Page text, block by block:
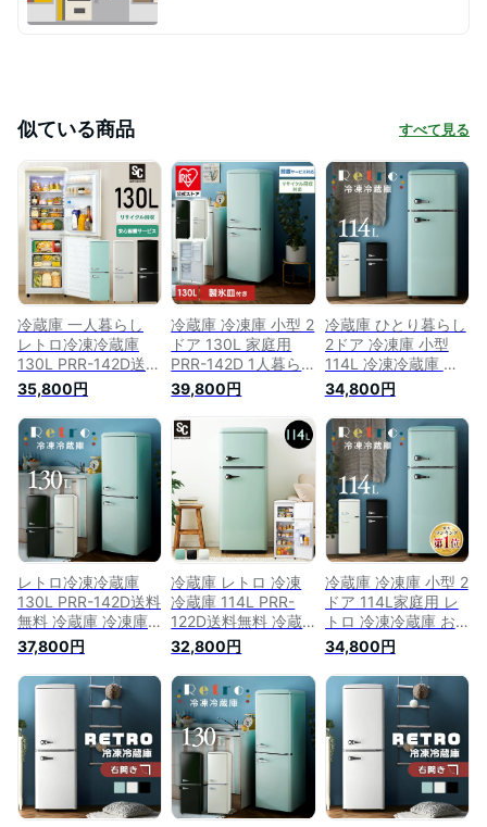
似ている商品 すべて見る
冷蔵庫 一人暮らし
レトロ冷凍冷蔵庫
130L PRR-142D送料
無料 冷蔵庫 冷凍庫
おしゃれ かわいい
レトロ キッチン家電
生活家電 新生活 一
人暮らし 1人暮らし
ひとり暮らし パステ
ルカラー ブラック
オフホワイト ライト
グリーン 【D】
35,800円
冷蔵庫 冷凍庫 小型 2
ドア 130L 家庭用
PRR-142D 1人暮ら
し レトロ冷凍冷蔵庫
おしゃれ かわいい
レトロ キッチン家電
生活家電 新生活 一
人暮らし ひとり暮ら
し パステルカラー
ブラック オフホワイ
ト ライトグリーン
39,800円
冷蔵庫 ひとり暮らし
2ドア 冷凍庫 小型
114L 冷凍冷蔵庫 お
しゃれ かわいい レ
トロ コンパクト 冷
凍庫 キッチン家電
新生活 1人暮らし パ
ステルカラー ブラッ
ク オフホワイト ラ
イトグリーン PRR-
122D
34,800円
レトロ冷凍冷蔵庫
130L PRR-142D送料
無料 冷蔵庫 冷凍庫
おしゃれ かわいい
レトロ キッチン家電
生活家電 新生活 一
人暮らし 1人暮らし
ひとり暮らし パステ
ルカラー ブラック
オフホワイト ライト
グリーン 【D】 あす
楽
37,800円
冷蔵庫 レトロ 冷凍
冷蔵庫 114L PRR-
122D送料無料 冷蔵
庫 冷凍庫 おしゃれ
かわいい レトロ キ
ッチン家電 生活家電
新生活 一人暮らし 1
人暮らし ひとり暮ら
し パステルカラー
ブラック オフホワイ
ト ライトグリーン
【D】
32,800円
冷蔵庫 冷凍庫 小型 2
ドア 114L家庭用 レ
トロ 冷凍冷蔵庫 お
しゃれ かわいい レ
トロ デザイン 新生
活 一人暮らし 1人暮
らし ひとり暮らし
パステルカラー ブラ
ック オフホワイト
ライトグリーン
34,800円